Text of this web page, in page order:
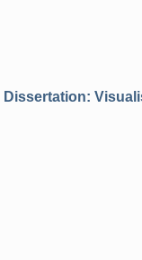
Dissertation: